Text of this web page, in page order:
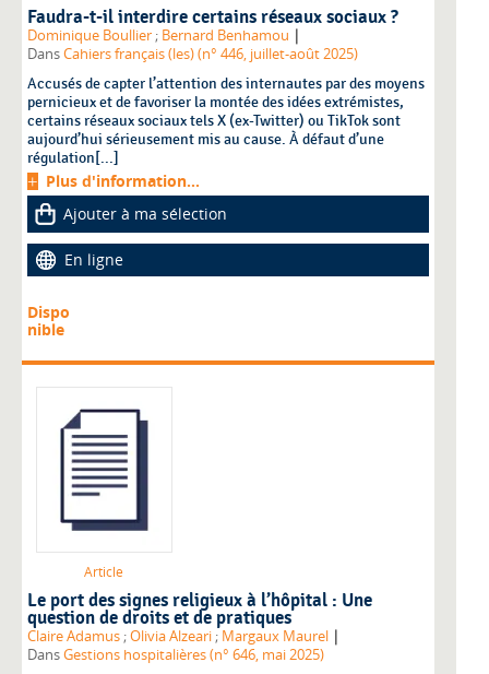
Faudra-t-il interdire certains réseaux sociaux ?
Dominique Boullier ; Bernard Benhamou |
DansCahiers français (les) (n° 446, juillet-août 2025)
Accusés de capter l’attention des internautes par des moyens
pernicieux et de favoriser la montée des idées extrémistes,
certains réseaux sociaux tels X (ex-Twitter) ou TikTok sont
aujourd’hui sérieusement mis au cause. À défaut d’une
régulation[...]
Plus d'information...
Ajouter à ma sélection
En ligne
Dispo
nible
Article
Le port des signes religieux à l’hôpital : Une
question de droits et de pratiques
Claire Adamus ;Olivia Alzeari ; Margaux Maurel |
DansGestions hospitalières (n° 646, mai 2025)